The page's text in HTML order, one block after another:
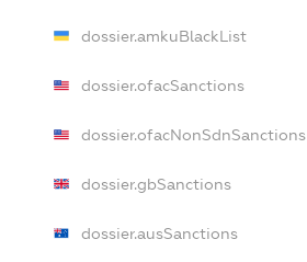
dossier.amkuBlackList
dossier.ofacSanctions
dossier.ofacNonSdnSanctions
dossier.gbSanctions
dossier.ausSanctions